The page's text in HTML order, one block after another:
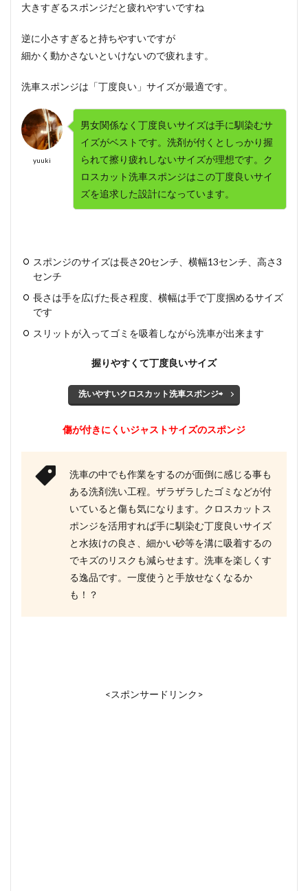
大きすぎるスポンジだと疲れやすいですね
逆に小さすぎると持ちやすいですが
細かく動かさないといけないので疲れます。
洗車スポンジは「丁度良い」サイズが最適です。
yuuki
男女関係なく丁度良いサイズは手に馴染むサ
イズがベストです。洗剤が付くとしっかり握
られて擦り疲れしないサイズが理想です。ク
ロスカット洗車スポンジはこの丁度良いサイ
ズを追求した設計になっています。
スポンジのサイズは長さ20センチ、横幅13センチ、高さ3
センチ
長さは手を広げた長さ程度、横幅は手で丁度掴めるサイズ
です
スリットが入ってゴミを吸着しながら洗車が出来ます
握りやすくて丁度良いサイズ
洗いやすいクロスカット洗車スポンジ⇨
傷が付きにくいジャストサイズのスポンジ
洗車の中でも作業をするのが面倒に感じる事も
ある洗剤洗い工程。ザラザラしたゴミなどが付
いていると傷も気になります。クロスカットス
ポンジを活用すれば手に馴染む丁度良いサイズ
と水抜けの良さ、細かい砂等を溝に吸着するの
でキズのリスクも減らせます。洗車を楽しくす
る逸品です。一度使うと手放せなくなるか
も！？
<スポンサードリンク>